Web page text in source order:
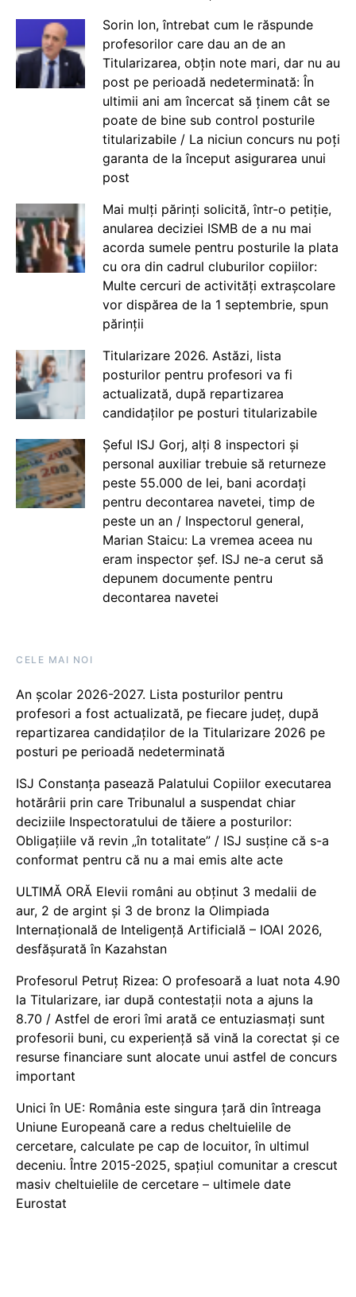
Sorin Ion, întrebat cum le răspunde
profesorilor care dau an de an
Titularizarea, obțin note mari, dar nu au
post pe perioadă nedeterminată: În
ultimii ani am încercat să ținem cât se
poate de bine sub control posturile
titularizabile / La niciun concurs nu poți
garanta de la început asigurarea unui
post
Mai mulți părinți solicită, într-o petiție,
anularea deciziei ISMB de a nu mai
acorda sumele pentru posturile la plata
cu ora din cadrul cluburilor copiilor:
Multe cercuri de activități extrașcolare
vor dispărea de la 1 septembrie, spun
părinții
Titularizare 2026. Astăzi, lista
posturilor pentru profesori va fi
actualizată, după repartizarea
candidaților pe posturi titularizabile
Șeful ISJ Gorj, alți 8 inspectori și
personal auxiliar trebuie să returneze
peste 55.000 de lei, bani acordați
pentru decontarea navetei, timp de
peste un an / Inspectorul general,
Marian Staicu: La vremea aceea nu
eram inspector șef. ISJ ne-a cerut să
depunem documente pentru
decontarea navetei
CELE MAI NOI
An școlar 2026-2027. Lista posturilor pentru
profesori a fost actualizată, pe fiecare județ, după
repartizarea candidaților de la Titularizare 2026 pe
posturi pe perioadă nedeterminată
ISJ Constanța pasează Palatului Copiilor executarea
hotărârii prin care Tribunalul a suspendat chiar
deciziile Inspectoratului de tăiere a posturilor:
Obligațiile vă revin „în totalitate” / ISJ susține că s-a
conformat pentru că nu a mai emis alte acte
ULTIMĂ ORĂ Elevii români au obținut 3 medalii de
aur, 2 de argint și 3 de bronz la Olimpiada
Internațională de Inteligență Artificială – IOAI 2026,
desfășurată în Kazahstan
Profesorul Petruț Rizea: O profesoară a luat nota 4.90
la Titularizare, iar după contestații nota a ajuns la
8.70 / Astfel de erori îmi arată ce entuziasmați sunt
profesorii buni, cu experiență să vină la corectat și ce
resurse financiare sunt alocate unui astfel de concurs
important
Unici în UE: România este singura țară din întreaga
Uniune Europeană care a redus cheltuielile de
cercetare, calculate pe cap de locuitor, în ultimul
deceniu. Între 2015-2025, spațiul comunitar a crescut
masiv cheltuielile de cercetare – ultimele date
Eurostat